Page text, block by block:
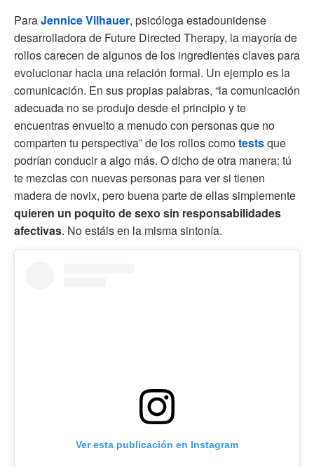
ParaJennice Vilhauer, psicóloga estadounidense
desarrolladora de Future Directed Therapy, la mayoría de
rollos carecen de algunos de los ingredientes claves para
evolucionar hacia una relación formal. Un ejemplo es la
comunicación. En sus propias palabras, “la comunicación
adecuada no se produjo desde el principio y te
encuentras envuelto a menudo con personas que no
comparten tu perspectiva” de los rollos comotestsque
podrían conducir a algo más. O dicho de otra manera: tú
te mezclas con nuevas personas para ver si tienen
madera de novix, pero buena parte de ellas simplemente
quieren un poquito de sexo sin responsabilidades
afectivas. No estáis en la misma sintonía.
Ver esta publicación en Instagram